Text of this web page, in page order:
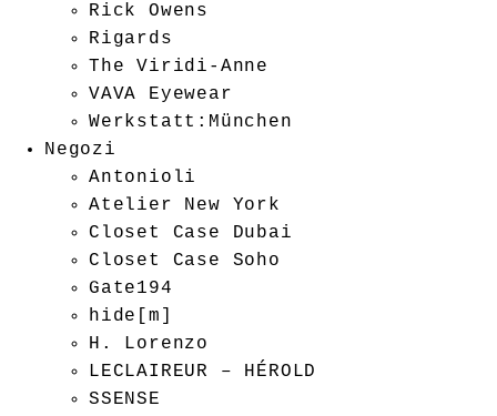
Rick Owens
Rigards
The Viridi-Anne
VAVA Eyewear
Werkstatt:München
Negozi
Antonioli
Atelier New York
Closet Case Dubai
Closet Case Soho
Gate194
hide[m]
H. Lorenzo
LECLAIREUR – HÉROLD
SSENSE